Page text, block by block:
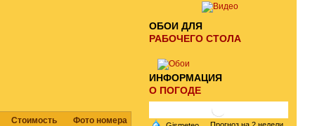
Стоимость Фото номера
ОБОИ ДЛЯ
РАБОЧЕГО СТОЛА
ИНФОРМАЦИЯ
О ПОГОДЕ